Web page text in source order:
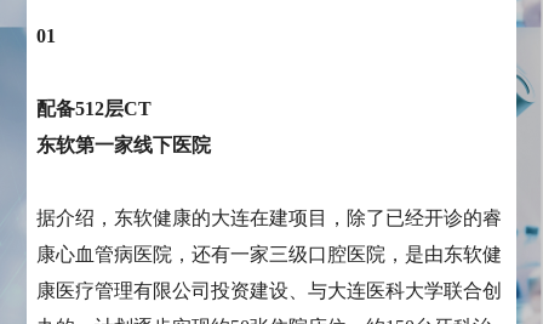
01
配备512层CT
东软第一家线下医院
据介绍，东软健康的大连在建项目，除了已经开诊的睿
康心血管病医院，还有一家三级口腔医院，是由东软健
康医疗管理有限公司投资建设、与大连医科大学联合创